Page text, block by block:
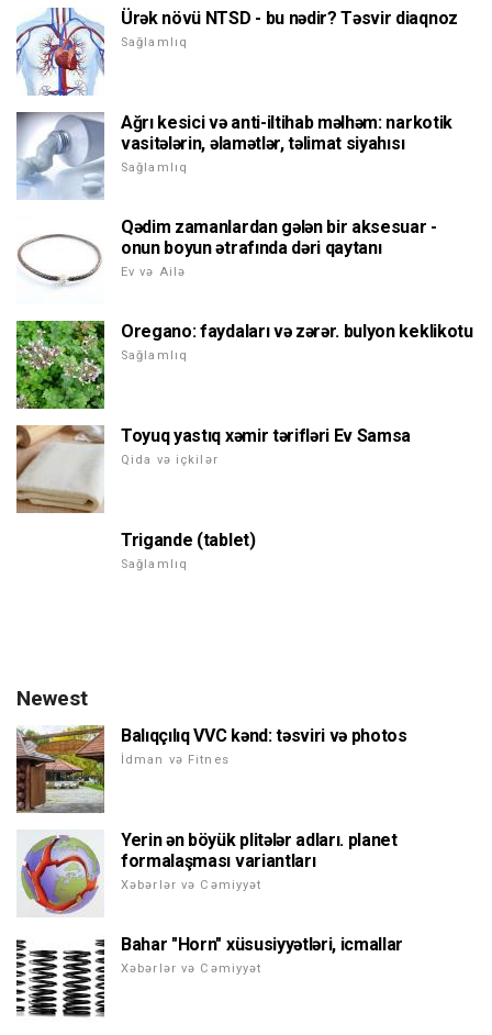
Ürək növü NTSD - bu nədir? Təsvir diaqnoz
Sağlamlıq
Ağrı kesici və anti-iltihab məlhəm: narkotik
vasitələrin, əlamətlər, təlimat siyahısı
Sağlamlıq
Qədim zamanlardan gələn bir aksesuar -
onun boyun ətrafında dəri qaytanı
Ev və Ailə
Oregano: faydaları və zərər. bulyon keklikotu
Sağlamlıq
Toyuq yastıq xəmir tərifləri Ev Samsa
Qida və içkilər
Trigande (tablet)
Sağlamlıq
Newest
Balıqçılıq VVC kənd: təsviri və photos
İdman və Fitnes
Yerin ən böyük plitələr adları. planet
formalaşması variantları
Xəbərlər və Cəmiyyət
Bahar "Horn" xüsusiyyətləri, icmallar
Xəbərlər və Cəmiyyət